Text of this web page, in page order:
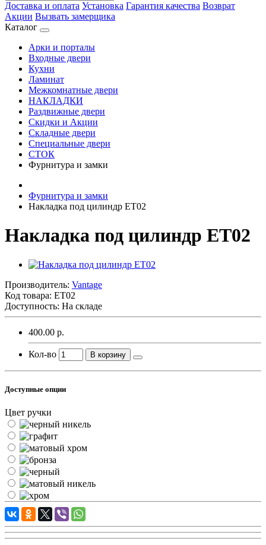
Доставка и оплата Установка Гарантия качества Возврат
Акции Вызвать замерщика
Каталог
Арки и порталы
Входные двери
Кухни
Ламинат
Межкомнатные двери
НАКЛАДКИ
Раздвижные двери
Скидки и Акции
Складные двери
Специальные двери
СТОК
Фурнитура и замки
Фурнитура и замки
Накладка под цилиндр ET02
Накладка под цилиндр ET02
Производитель: Vantage
Код товара: ET02
Доступность: На складе
400.00 р.
Кол-во В корзину
Доступные опции
Цвет ручки